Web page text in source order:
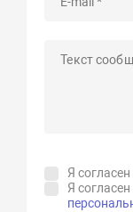
Я согласен
Я